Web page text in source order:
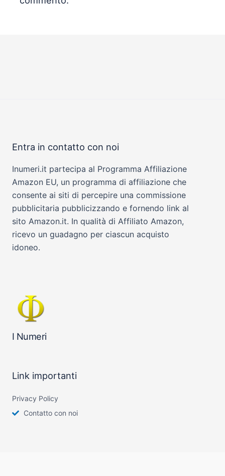
Entra in contatto con noi
Inumeri.it partecipa al Programma Affiliazione
Amazon EU, un programma di affiliazione che
consente ai siti di percepire una commissione
pubblicitaria pubblicizzando e fornendo link al
sito Amazon.it. In qualità di Affiliato Amazon,
ricevo un guadagno per ciascun acquisto
idoneo.
I Numeri
Link importanti
Privacy Policy
Contatto con noi